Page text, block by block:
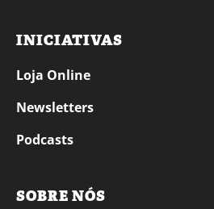
INICIATIVAS
Loja Online
Newsletters
Podcasts
SOBRE NÓS